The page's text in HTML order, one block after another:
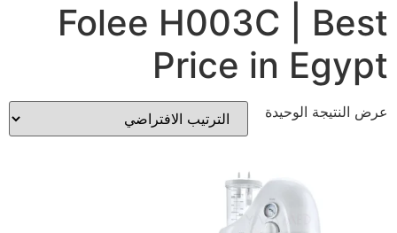
Folee H003C | Best
Price in Egypt
عرض النتيجة الوحيدة